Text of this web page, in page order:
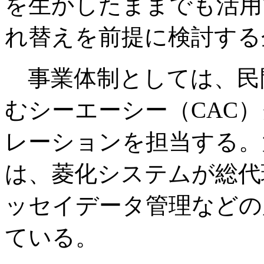
れ替えを前提に検討す
事業体制としては、
むシーエーシー（CAC
レーションを担当する
は、菱化システムが総
ッセイデータ管理など
ている。